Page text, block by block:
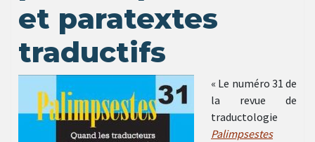
et paratextes
traductifs
« Le numéro 31 de
la revue de
traductologie
Palimpsestes